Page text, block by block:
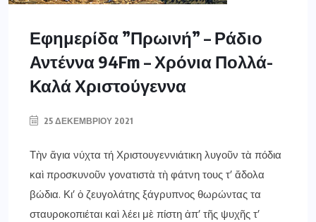
Εφημερίδα ”Πρωινή” – Ράδιο
Αντέννα 94Fm – Χρόνια Πολλά-
Καλά Χριστούγεννα
25 ΔΕΚΕΜΒΡΊΟΥ 2021
Τὴν ἅγια νύχτα τή Χριστουγεννιάτικη λυγοῦν τὰ πόδια
καὶ προσκυνοῦν γονατιστὰ τὴ φάτνη τους τ’ ἄδολα
βώδια. Κι’ ὁ ζευγολάτης ξάγρυπνος θωρώντας τα
σταυροκοπιέται καὶ λέει μὲ πίστη ἀπ’ τῆς ψυχῆς τ’